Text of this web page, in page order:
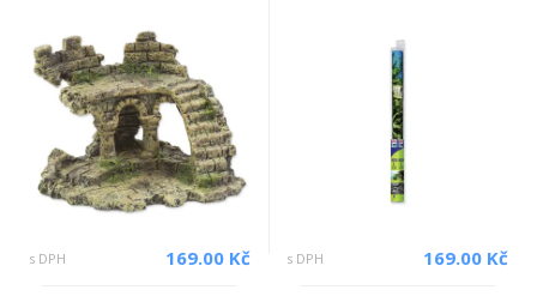
s DPH 169.00 Kč s DPH 169.00 Kč